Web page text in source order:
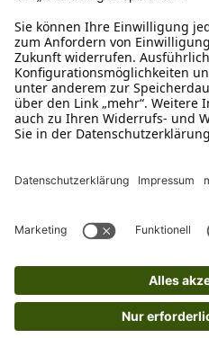
findest du online.
anschließend sicher und
Rücksendeetikett auf das
dir in deinem
Gast bestellt, schreibe
verkauf@schecker.de
Rücksendeetikett
Kundenservice